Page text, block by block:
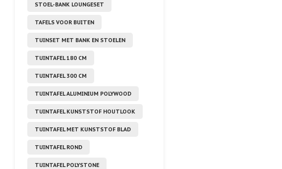
STOEL-BANK LOUNGESET
TAFELS VOOR BUITEN
TUINSET MET BANK EN STOELEN
TUINTAFEL 180 CM
TUINTAFEL 300 CM
TUINTAFEL ALUMINIUM POLYWOOD
TUINTAFEL KUNSTSTOF HOUTLOOK
TUINTAFEL MET KUNSTSTOF BLAD
TUINTAFEL ROND
TUINTAFEL POLYSTONE